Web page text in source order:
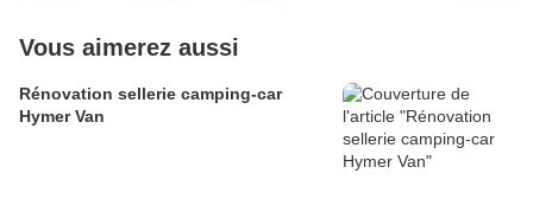
Vous aimerez aussi
Rénovation sellerie camping-car
Hymer Van